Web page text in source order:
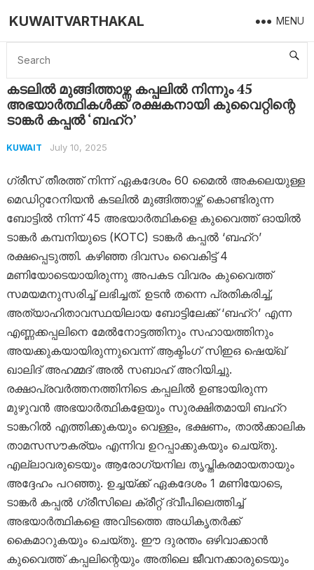
KUWAITVARTHAKAL MENU
Home Kuwait കടലിൽ മുങ്ങിത്താഴ്ന്ന കപ്പലിൽ നിന്നും 45 അഭയാർത്ഥികൾക്ക് രക്ഷകനായി കുവൈറ്റിന്റെ ടാങ്കർ കപ്പൽ ‘ബഹ്‌റ’
കടലിൽ മുങ്ങിത്താഴ്ന്ന കപ്പലിൽ നിന്നും 45
അഭയാർത്ഥികൾക്ക് രക്ഷകനായി കുവൈറ്റിന്റെ
ടാങ്കർ കപ്പൽ ‘ബഹ്‌റ’
KUWAIT July 10, 2025
ഗ്രീസ് തീരത്ത് നിന്ന് ഏകദേശം 60 മൈൽ അകലെയുള്ള
മെഡിറ്ററേനിയൻ കടലിൽ മുങ്ങിത്താഴ്ന്ന് കൊണ്ടിരുന്ന
ബോട്ടിൽ നിന്ന് 45 അഭയാർത്ഥികളെ കുവൈത്ത് ഓയിൽ
ടാങ്കർ കമ്പനിയുടെ (KOTC) ടാങ്കർ കപ്പൽ ‘ബഹ്‌റ’
രക്ഷപ്പെടുത്തി. കഴിഞ്ഞ ദിവസം വൈകിട്ട് 4
മണിയോടെയായിരുന്നു അപകട വിവരം കുവൈത്ത്
സമയമനുസരിച്ച് ലഭിച്ചത്. ഉടൻ തന്നെ പ്രതികരിച്ച്,
അത്യാഹിതാവസ്ഥയിലായ ബോട്ടിലേക്ക് ‘ബഹ്‌റ’ എന്ന
എണ്ണക്കപ്പലിനെ മേൽനോട്ടത്തിനും സഹായത്തിനും
അയക്കുകയായിരുന്നുവെന്ന് ആക്ടിംഗ് സിഇഒ ഷെയ്ഖ്
ഖാലിദ് അഹമ്മദ് അൽ സബാഹ് അറിയിച്ചു.
രക്ഷാപ്രവർത്തനത്തിനിടെ കപ്പലിൽ ഉണ്ടായിരുന്ന
മുഴുവൻ അഭയാർത്ഥികളേയും സുരക്ഷിതമായി ബഹ്‌റ
ടാങ്കറിൽ എത്തിക്കുകയും വെള്ളം, ഭക്ഷണം, താൽക്കാലിക
താമസസൗകര്യം എന്നിവ ഉറപ്പാക്കുകയും ചെയ്തു.
എല്ലാവരുടെയും ആരോഗ്യനില തൃപ്തികരമായതായും
അദ്ദേഹം പറഞ്ഞു. ഉച്ചയ്ക്ക് ഏകദേശം 1 മണിയോടെ,
ടാങ്കർ കപ്പൽ ഗ്രീസിലെ ക്രീറ്റ് ദ്വീപിലെത്തിച്ച്
അഭയാർത്ഥികളെ അവിടത്തെ അധികൃതർക്ക്
കൈമാറുകയും ചെയ്തു. ഈ ദുരന്തം ഒഴിവാക്കാൻ
കുവൈത്ത് കപ്പലിന്റെയും അതിലെ ജീവനക്കാരുടെയും